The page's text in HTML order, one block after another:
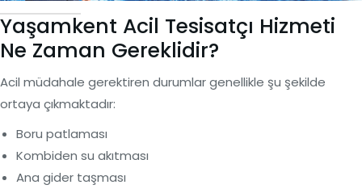
Yaşamkent Acil Tesisatçı Hizmeti
Ne Zaman Gereklidir?
Acil müdahale gerektiren durumlar genellikle şu şekilde
ortaya çıkmaktadır:
Boru patlaması
Kombiden su akıtması
Ana gider taşması